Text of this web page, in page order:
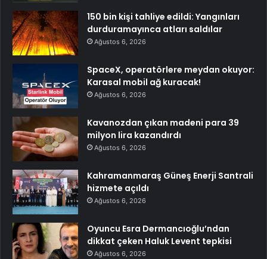
150 bin kişi tahliye edildi: Yangınları
durduramayınca atları saldılar
Ağustos 6, 2026
SpaceX, operatörlere meydan okuyor:
Karasal mobil ağ kuracak!
Ağustos 6, 2026
Kavanozdan çıkan madeni para 39
milyon lira kazandırdı
Ağustos 6, 2026
Kahramanmaraş Güneş Enerji Santrali
hizmete açıldı
Ağustos 6, 2026
Oyuncu Esra Dermancıoğlu’ndan
dikkat çeken Haluk Levent tepkisi
Ağustos 6, 2026